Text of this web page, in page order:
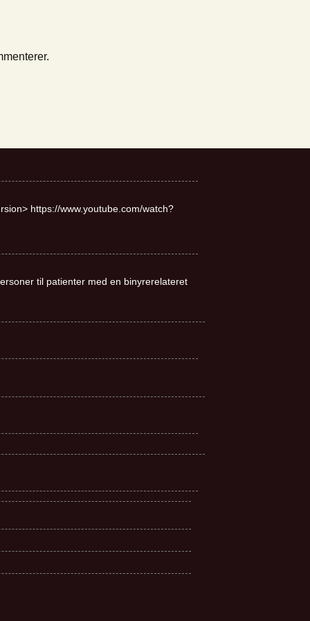
https://www.youtube.com/watch?
til patienter med en binyrerelateret